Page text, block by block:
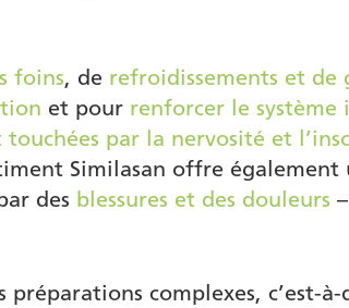
foins, de refroidissements et de
et pour renforcer le
par la nervosité et
Similasan offre également
des blessures et des douleurs
complexes, c’est-